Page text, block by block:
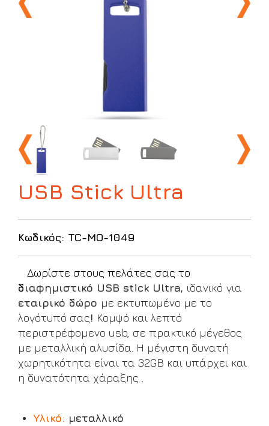
USB Stick Ultra
Κωδικός: TC-ΜΟ-1049
Δωρίστε στους πελάτες σας το
διαφημιστικό USB stick Ultra, ιδανικό για
εταιρικό δώρο με εκτυπωμένo με το
λογότυπό σας! Κομψό και λεπτό
περιστρέφομενο usb, σε πρακτικό μέγεθος
με μεταλλική αλυσίδα. Η μέγιστη δυνατή
χωρητικότητα είναι τα 32GB και υπάρχει και
η δυνατότητα χάραξης .
Υλικό: μεταλλικό